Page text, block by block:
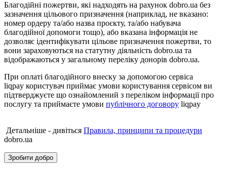
Благодійні пожертви, які надходять на рахунок dobro.ua без
зазначення цільового призначення (наприклад, не вказано:
номер ордеру та/або назва проєкту, та/або набувача
благодійної допомоги тощо), або вказана інформація не
дозволяє ідентифікувати цільове призначення пожертви, то
вони зараховуються на статутну діяльність dobro.ua та
відображаються у загальному переліку донорів dobro.ua.
При оплаті благодійного внеску за допомогою сервіса
liqpay користувач приймає умови користування сервісом ви
підтверджуєте що ознайомлений з переліком інформації про
послугу та приймаєте умови публічного договору liqpay
Детальніше - дивіться Правила, принципи та процедури
dobro.ua
Зробити добро